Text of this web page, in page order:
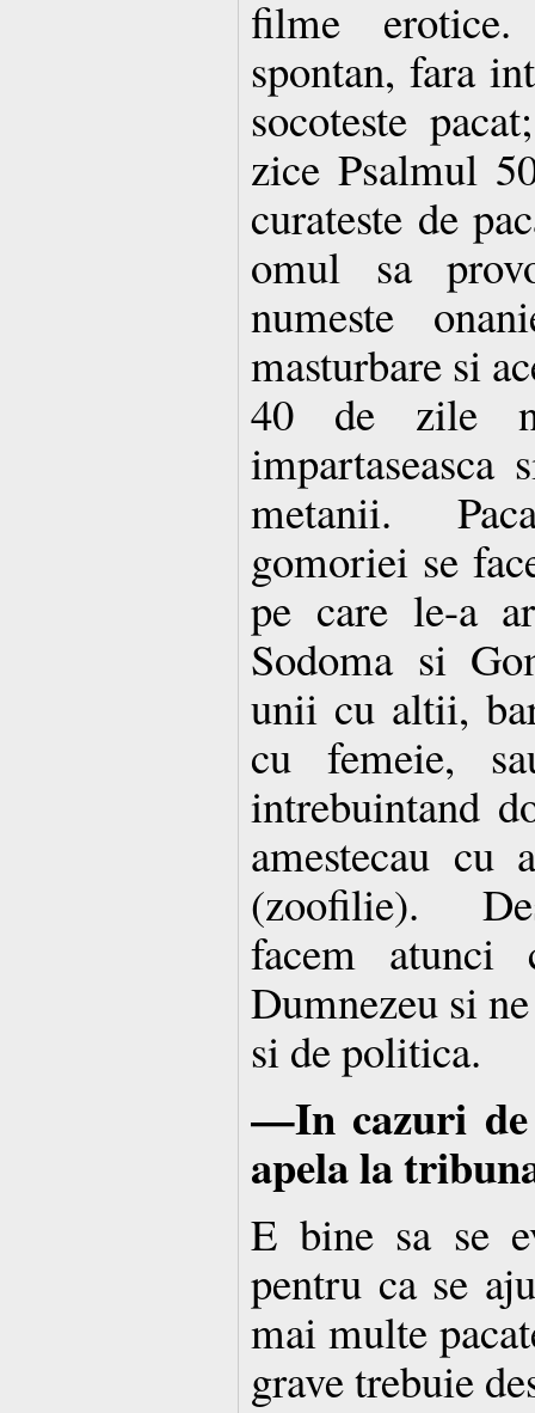
filme
spontan, fara
socoteste
zice Psalmul
curateste de
omul sa
numeste
masturbare si
40 de zile
impartaseasca
metanii.
gomoriei se
pe care le-a
Sodoma si
unii cu altii,
cu femeie,
intrebuintand
amestecau cu
(zoofilie).
facem atunci
Dumnezeu si
si de politica.
—In cazuri de
apela la
E bine sa se
pentru ca se
mai multe
grave trebuie